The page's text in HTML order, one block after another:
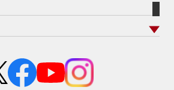
BANDIT
BANDIT 1250S
アプリリア
KTM
モトグッツイ
兵庫
加盟店
ト